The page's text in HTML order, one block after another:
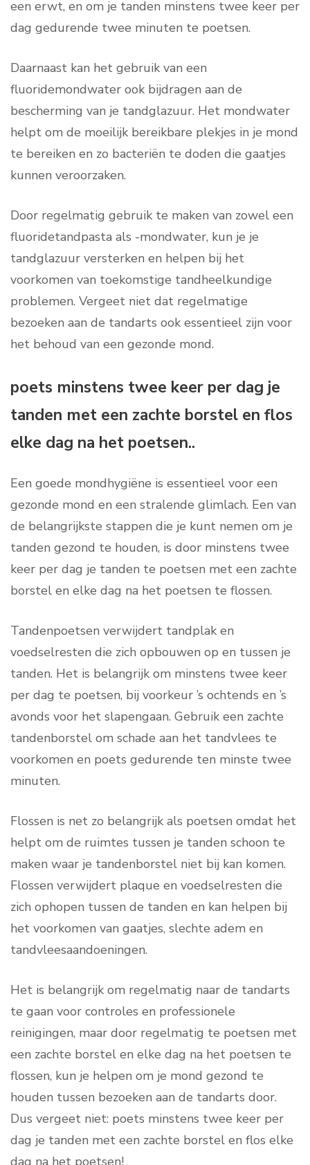
een erwt, en om je tanden minstens twee keer per
dag gedurende twee minuten te poetsen.
Daarnaast kan het gebruik van een
fluoridemondwater ook bijdragen aan de
bescherming van je tandglazuur. Het mondwater
helpt om de moeilijk bereikbare plekjes in je mond
te bereiken en zo bacteriën te doden die gaatjes
kunnen veroorzaken.
Door regelmatig gebruik te maken van zowel een
fluoridetandpasta als -mondwater, kun je je
tandglazuur versterken en helpen bij het
voorkomen van toekomstige tandheelkundige
problemen. Vergeet niet dat regelmatige
bezoeken aan de tandarts ook essentieel zijn voor
het behoud van een gezonde mond.
poets minstens twee keer per dag je
tanden met een zachte borstel en flos
elke dag na het poetsen..
Een goede mondhygiëne is essentieel voor een
gezonde mond en een stralende glimlach. Een van
de belangrijkste stappen die je kunt nemen om je
tanden gezond te houden, is door minstens twee
keer per dag je tanden te poetsen met een zachte
borstel en elke dag na het poetsen te flossen.
Tandenpoetsen verwijdert tandplak en
voedselresten die zich opbouwen op en tussen je
tanden. Het is belangrijk om minstens twee keer
per dag te poetsen, bij voorkeur ’s ochtends en ’s
avonds voor het slapengaan. Gebruik een zachte
tandenborstel om schade aan het tandvlees te
voorkomen en poets gedurende ten minste twee
minuten.
Flossen is net zo belangrijk als poetsen omdat het
helpt om de ruimtes tussen je tanden schoon te
maken waar je tandenborstel niet bij kan komen.
Flossen verwijdert plaque en voedselresten die
zich ophopen tussen de tanden en kan helpen bij
het voorkomen van gaatjes, slechte adem en
tandvleesaandoeningen.
Het is belangrijk om regelmatig naar de tandarts
te gaan voor controles en professionele
reinigingen, maar door regelmatig te poetsen met
een zachte borstel en elke dag na het poetsen te
flossen, kun je helpen om je mond gezond te
houden tussen bezoeken aan de tandarts door.
Dus vergeet niet: poets minstens twee keer per
dag je tanden met een zachte borstel en flos elke
dag na het poetsen!